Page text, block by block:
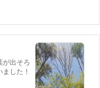
が出そろ
ました！